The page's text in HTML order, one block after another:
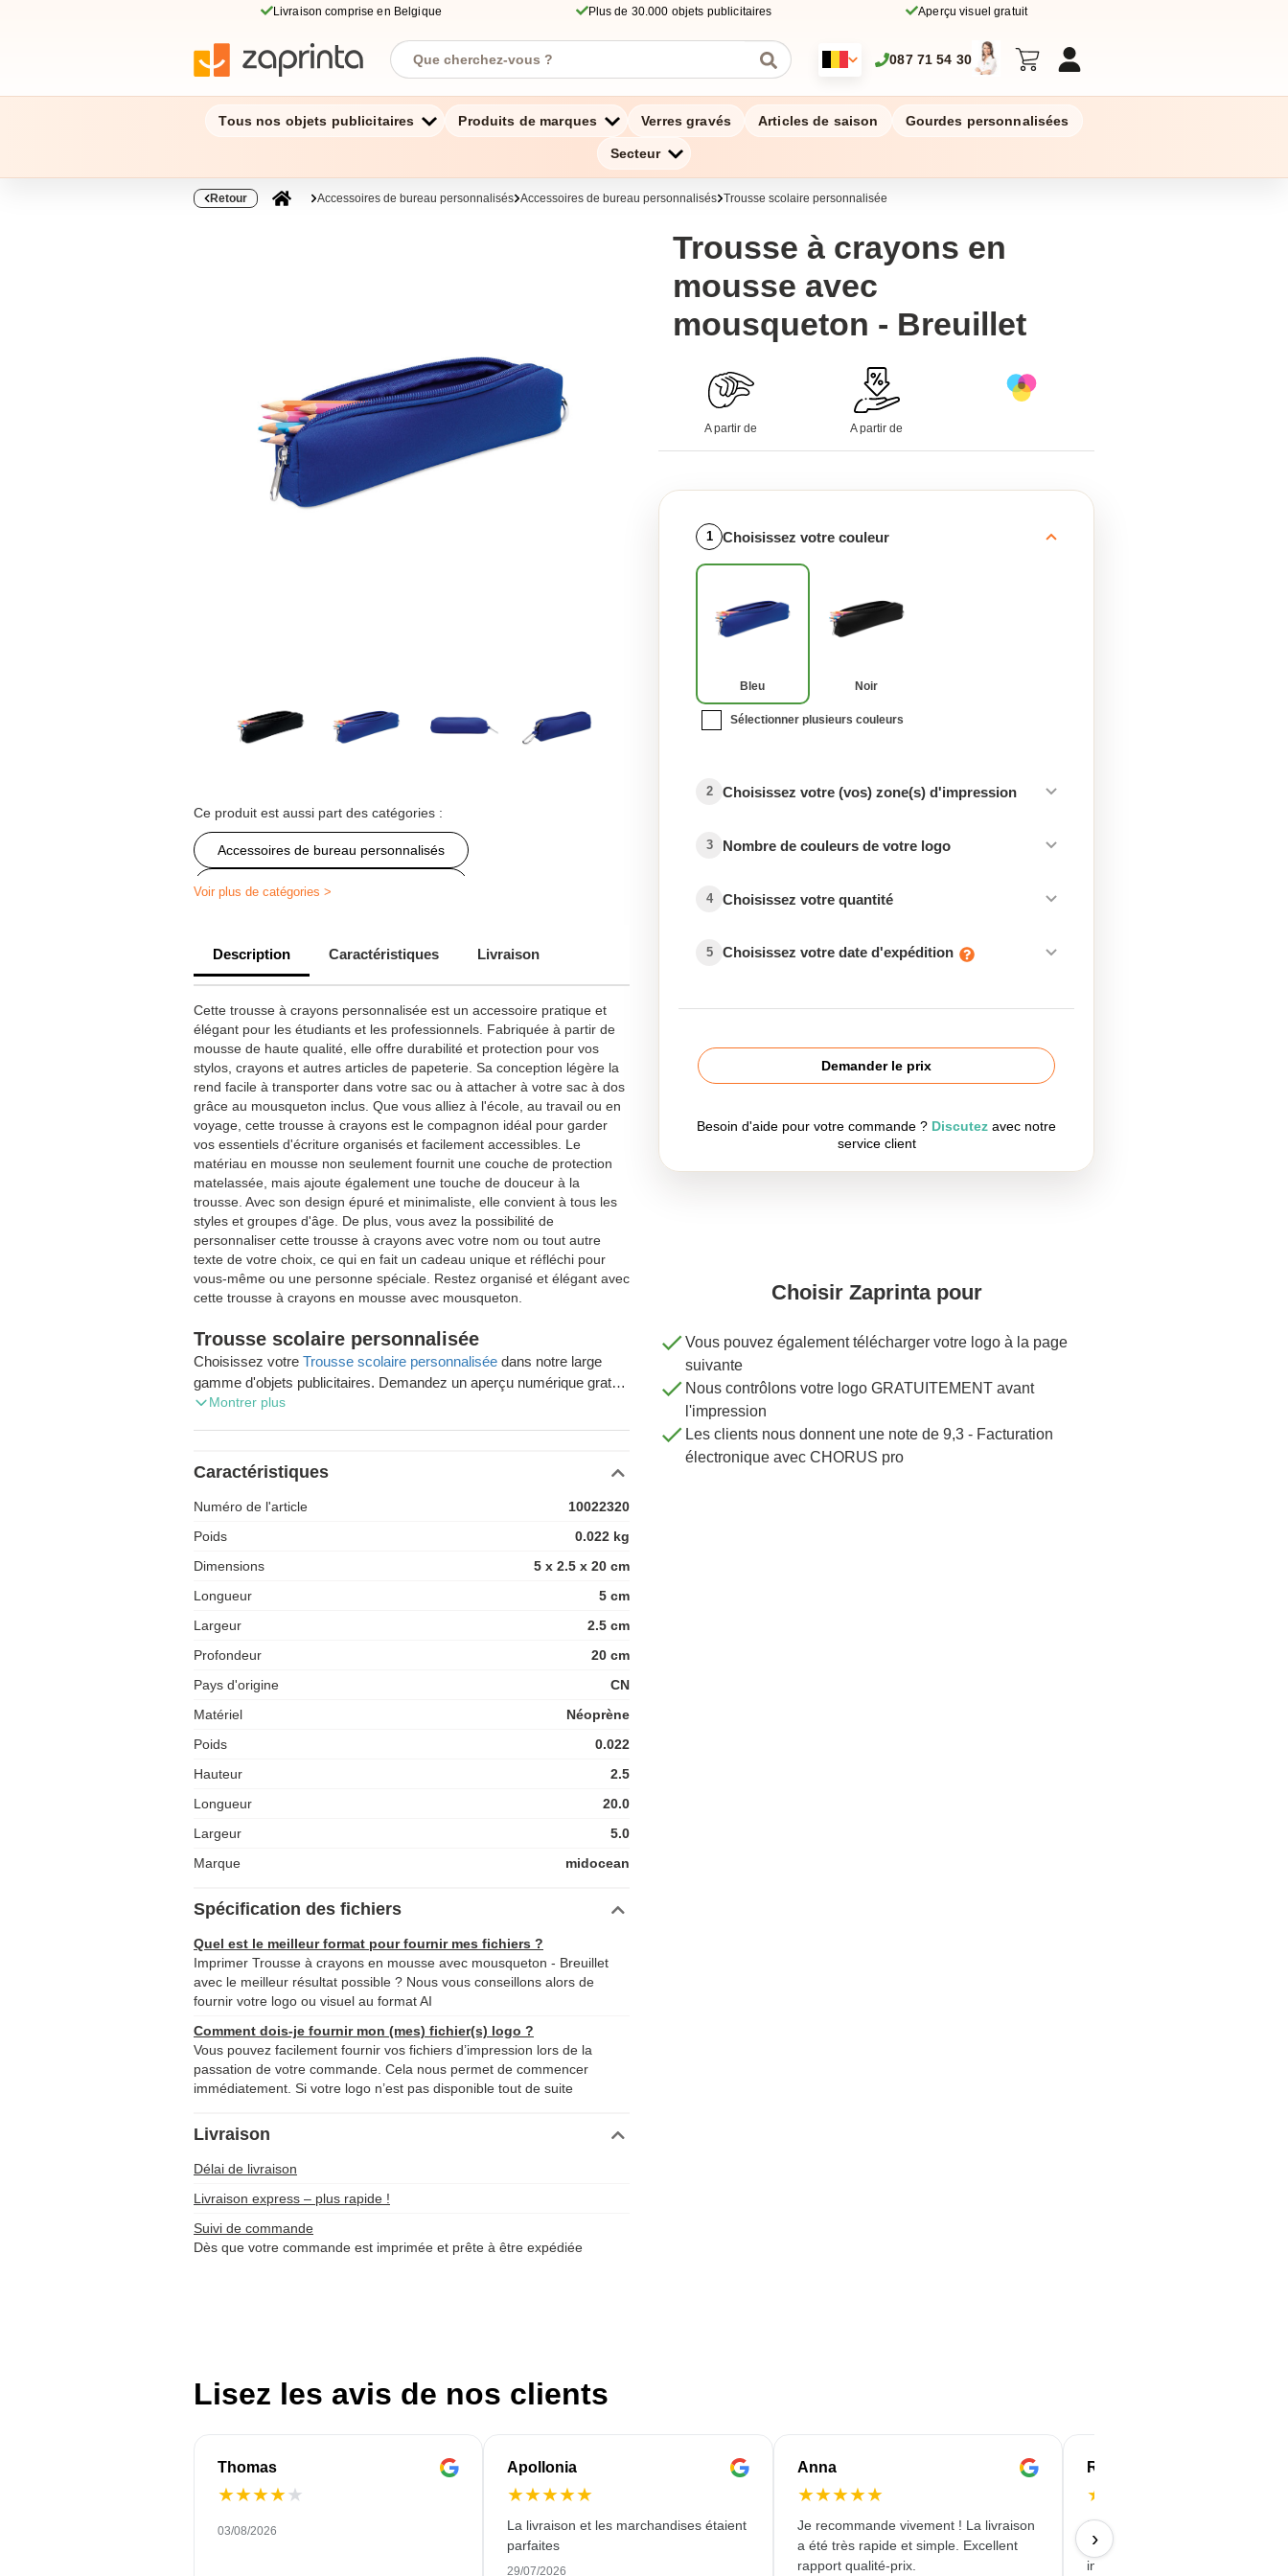
Livraison comprise en Belgique Plus de 30.000 objets publicitaires Aperçu visuel gratuit
087 71 54 30
Tous nos objets publicitaires Produits de marques Verres gravés Articles de saison Gourdes personnalisées
Secteur
Retour Accessoires de bureau personnalisés Accessoires de bureau personnalisés Trousse scolaire personnalisée
Ce produit est aussi part des catégories :
Accessoires de bureau personnalisés
Accessoires de bureau personnalisés
Cadeaux publicitaires personnalisés pour école et éducation
Voir plus de catégories >
Description Caractéristiques Livraison
Cette trousse à crayons personnalisée est un accessoire pratique et
élégant pour les étudiants et les professionnels. Fabriquée à partir de
mousse de haute qualité, elle offre durabilité et protection pour vos
stylos, crayons et autres articles de papeterie. Sa conception légère la
rend facile à transporter dans votre sac ou à attacher à votre sac à dos
grâce au mousqueton inclus. Que vous alliez à l'école, au travail ou en
voyage, cette trousse à crayons est le compagnon idéal pour garder
vos essentiels d'écriture organisés et facilement accessibles. Le
matériau en mousse non seulement fournit une couche de protection
matelassée, mais ajoute également une touche de douceur à la
trousse. Avec son design épuré et minimaliste, elle convient à tous les
styles et groupes d'âge. De plus, vous avez la possibilité de
personnaliser cette trousse à crayons avec votre nom ou tout autre
texte de votre choix, ce qui en fait un cadeau unique et réfléchi pour
vous-même ou une personne spéciale. Restez organisé et élégant avec
cette trousse à crayons en mousse avec mousqueton.
Trousse scolaire personnalisée
Choisissez votre Trousse scolaire personnalisée dans notre large
gamme d'objets publicitaires. Demandez un aperçu numérique gratuit
et profitez de la livraison gratuite de votre commande.
objets, Zaprinta Belgique est à votre disposition. Spécialisé dans la
de qualité imprimés avec soin. Consultez notre large choix de 30.000
références ! Profitez des frais de livraison offerts en commandant
contact avec nos conseillers. Ils répondront à toutes vos questions
rapidement et efficacement.
Montrer plus
Caractéristiques
Numéro de l'article
10022320
Poids
0.022 kg
Dimensions
5 x 2.5 x 20 cm
Longueur
5 cm
Largeur
2.5 cm
Profondeur
20 cm
Pays d'origine
CN
Matériel
Néoprène
Poids
0.022
Hauteur
2.5
Longueur
20.0
Largeur
5.0
Marque
midocean
Spécification des fichiers
Quel est le meilleur format pour fournir mes fichiers ?
Imprimer Trousse à crayons en mousse avec mousqueton - Breuillet
avec le meilleur résultat possible ? Nous vous conseillons alors de
fournir votre logo ou visuel au format AI
Comment dois-je fournir mon (mes) fichier(s) logo ?
Vous pouvez facilement fournir vos fichiers d’impression lors de la
passation de votre commande. Cela nous permet de commencer
immédiatement. Si votre logo n’est pas disponible tout de suite
Livraison
Délai de livraison
Livraison express – plus rapide !
Suivi de commande
Dès que votre commande est imprimée et prête à être expédiée
Trousse à crayons en
mousse avec
mousqueton - Breuillet
A partir de A partir de
1 Choisissez votre couleur
Bleu Noir
Sélectionner plusieurs couleurs
2 Choisissez votre (vos) zone(s) d'impression
3 Nombre de couleurs de votre logo
4 Choisissez votre quantité
5 Choisissez votre date d'expédition
Demander le prix
Besoin d'aide pour votre commande ? Discutez avec notre
service client
Choisir Zaprinta pour
Vous pouvez également télécharger votre logo à la page
suivante
Nous contrôlons votre logo GRATUITEMENT avant
l'impression
Les clients nous donnent une note de 9,3 - Facturation
électronique avec CHORUS pro
Lisez les avis de nos clients
Thomas
★★★★★
03/08/2026
Apollonia
★★★★★
La livraison et les marchandises étaient
parfaites
29/07/2026
Anna
★★★★★
Je recommande vivement ! La livraison
a été très rapide et simple. Excellent
rapport qualité-prix.
Rachida
★
Une approche professionnelle.
accords clairs et précis.
interlocuteurs qui ne
›